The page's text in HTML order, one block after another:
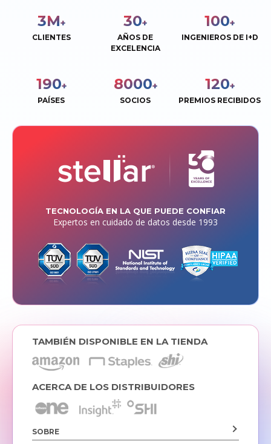
3M+
CLIENTES
30+
AÑOS DE
EXCELENCIA
100+
INGENIEROS DE I+D
190+
PAÍSES
8000+
SOCIOS
120+
PREMIOS RECIBIDOS
TECNOLOGÍA EN LA QUE PUEDE CONFIAR
Expertos en cuidado de datos desde 1993
TAMBIÉN DISPONIBLE EN LA TIENDA
ACERCA DE LOS DISTRIBUIDORES
SOBRE